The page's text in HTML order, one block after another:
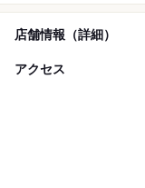
店舗情報（詳細）
アクセス